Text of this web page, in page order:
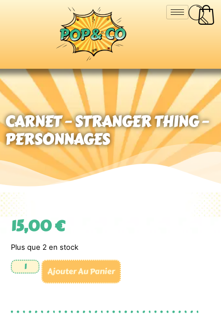
CARNET – STRANGER THING –
PERSONNAGES
15,00€
Plus que 2 en stock
Ajouter Au Panier